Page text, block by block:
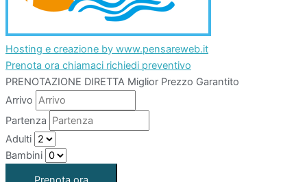
Hosting e creazione by www.pensareweb.it
Prenota ora chiamaci richiedi preventivo
PRENOTAZIONE DIRETTA Miglior Prezzo Garantito
Arrivo
Partenza
Adulti
Bambini